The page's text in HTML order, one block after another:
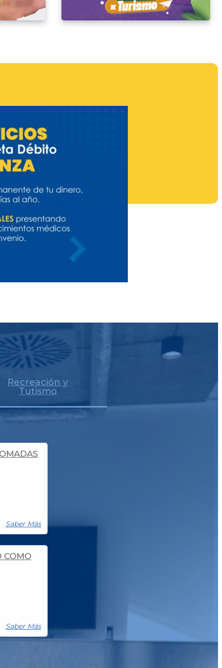
Recreación y
Tutismo
Saber Más
Saber Más
COMO
Saber Más
2026
Saber Más